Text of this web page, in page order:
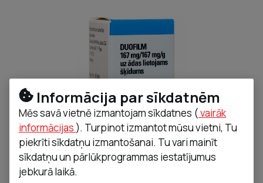
Informācija par sīkdatnēm
Mēs savā vietnē izmantojam sīkdatnes (vairāk
informācijas ). Turpinot izmantot mūsu vietni, Tu
piekrīti sīkdatņu izmantošanai. Tu vari mainīt
sīkdatņu un pārlūkprogrammas iestatījumus
jebkurā laikā.